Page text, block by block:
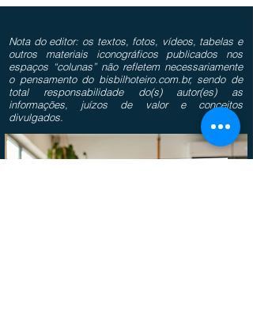
Nota do editor: os textos, fotos, vídeos, tabelas e
outros materiais iconográficos publicados nos
espaços “colunas” não refletem necessariamente
o pensamento do bisbilhoteiro.com.br, sendo de
total responsabilidade do(s) autor(es) as
informações, juízos de valor e conceitos
divulgados.